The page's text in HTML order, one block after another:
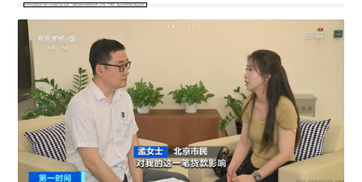
今年36岁的孟女士是一位金融行业从业者，了解到贷款市场报价利率（LPR）下调后，她主动来到银行网点咨询。